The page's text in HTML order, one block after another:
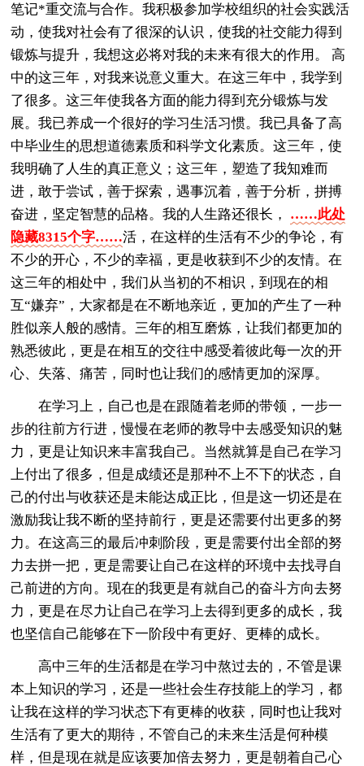
笔记*重交流与合作。我积极参加学校组织的社会实践活
动，使我对社会有了很深的认识，使我的社交能力得到
锻炼与提升，我想这必将对我的未来有很大的作用。 高
中的这三年，对我来说意义重大。在这三年中，我学到
了很多。这三年使我各方面的能力得到充分锻炼与发
展。我已养成一个很好的学习生活习惯。我已具备了高
中毕业生的思想道德素质和科学文化素质。这三年，使
我明确了人生的真正意义；这三年，塑造了我知难而
进，敢于尝试，善于探索，遇事沉着，善于分析，拼搏
奋进，坚定智慧的品格。我的人生路还很长， ……此处
隐藏8315个字……活，在这样的生活有不少的争论，有
不少的开心，不少的幸福，更是收获到不少的友情。在
这三年的相处中，我们从当初的不相识，到现在的相
互“嫌弃”，大家都是在不断地亲近，更加的产生了一种
胜似亲人般的感情。三年的相互磨炼，让我们都更加的
熟悉彼此，更是在相互的交往中感受着彼此每一次的开
心、失落、痛苦，同时也让我们的感情更加的深厚。
在学习上，自己也是在跟随着老师的带领，一步一
步的往前方行进，慢慢在老师的教导中去感受知识的魅
力，更是让知识来丰富我自己。当然就算是自己在学习
上付出了很多，但是成绩还是那种不上不下的状态，自
己的付出与收获还是未能达成正比，但是这一切还是在
激励我让我不断的坚持前行，更是还需要付出更多的努
力。在这高三的最后冲刺阶段，更是需要付出全部的努
力去拼一把，更是需要让自己在这样的环境中去找寻自
己前进的方向。现在的我更是有就自己的奋斗方向去努
力，更是在尽力让自己在学习上去得到更多的成长，我
也坚信自己能够在下一阶段中有更好、更棒的成长。
高中三年的生活都是在学习中熬过去的，不管是课
本上知识的学习，还是一些社会生存技能上的学习，都
让我在这样的学习状态下有更棒的收获，同时也让我对
生活有了更大的期待，不管自己的未来生活是何种模
样，但是现在就是应该要加倍去努力，更是朝着自己心